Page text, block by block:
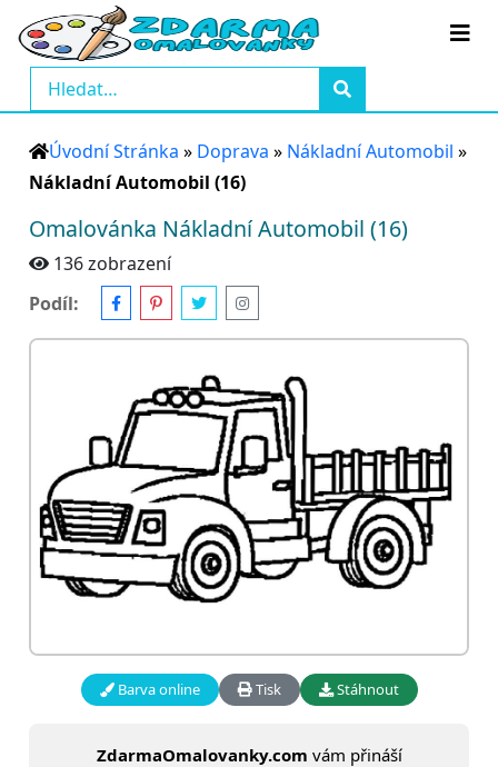
Úvodní Stránka » Doprava » Nákladní Automobil »
Nákladní Automobil (16)
Omalovánka Nákladní Automobil (16)
136 zobrazení
Podíl:
Barva online Tisk Stáhnout
ZdarmaOmalovanky.com vám přináší